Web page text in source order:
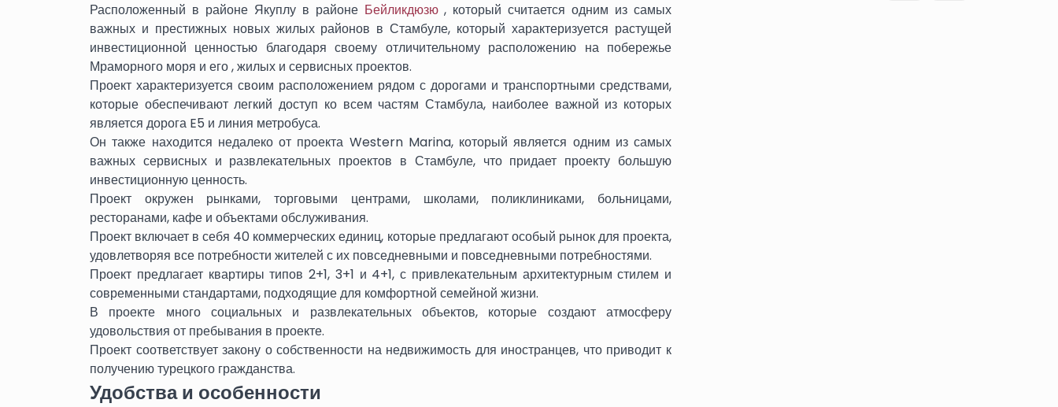
Расположенный в районе Якуплу в районе Бейликдюзю, который считается одним из самых
важных и престижных новых жилых районов в Стамбуле, который характеризуется растущей
инвестиционной ценностью благодаря своему отличительному расположению на побережье
Мраморного моря и его , жилых и сервисных проектов.
Проект характеризуется своим расположением рядом с дорогами и транспортными средствами,
которые обеспечивают легкий доступ ко всем частям Стамбула, наиболее важной из которых
является дорога E5 и линия метробуса.
Он также находится недалеко от проекта Western Marina, который является одним из самых
важных сервисных и развлекательных проектов в Стамбуле, что придает проекту большую
инвестиционную ценность.
Проект окружен рынками, торговыми центрами, школами, поликлиниками, больницами,
ресторанами, кафе и объектами обслуживания.
Проект включает в себя 40 коммерческих единиц, которые предлагают особый рынок для проекта,
удовлетворяя все потребности жителей с их повседневными и повседневными потребностями.
Проект предлагает квартиры типов 2+1, 3+1 и 4+1, с привлекательным архитектурным стилем и
современными стандартами, подходящие для комфортной семейной жизни.
В проекте много социальных и развлекательных объектов, которые создают атмосферу
удовольствия от пребывания в проекте.
Проект соответствует закону о собственности на недвижимость для иностранцев, что приводит к
получению турецкого гражданства.
Удобства и особенности